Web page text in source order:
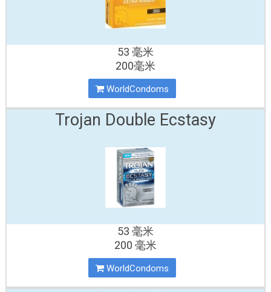
53 毫米
200毫米
WorldCondoms
Trojan Double Ecstasy
53 毫米
200 毫米
WorldCondoms